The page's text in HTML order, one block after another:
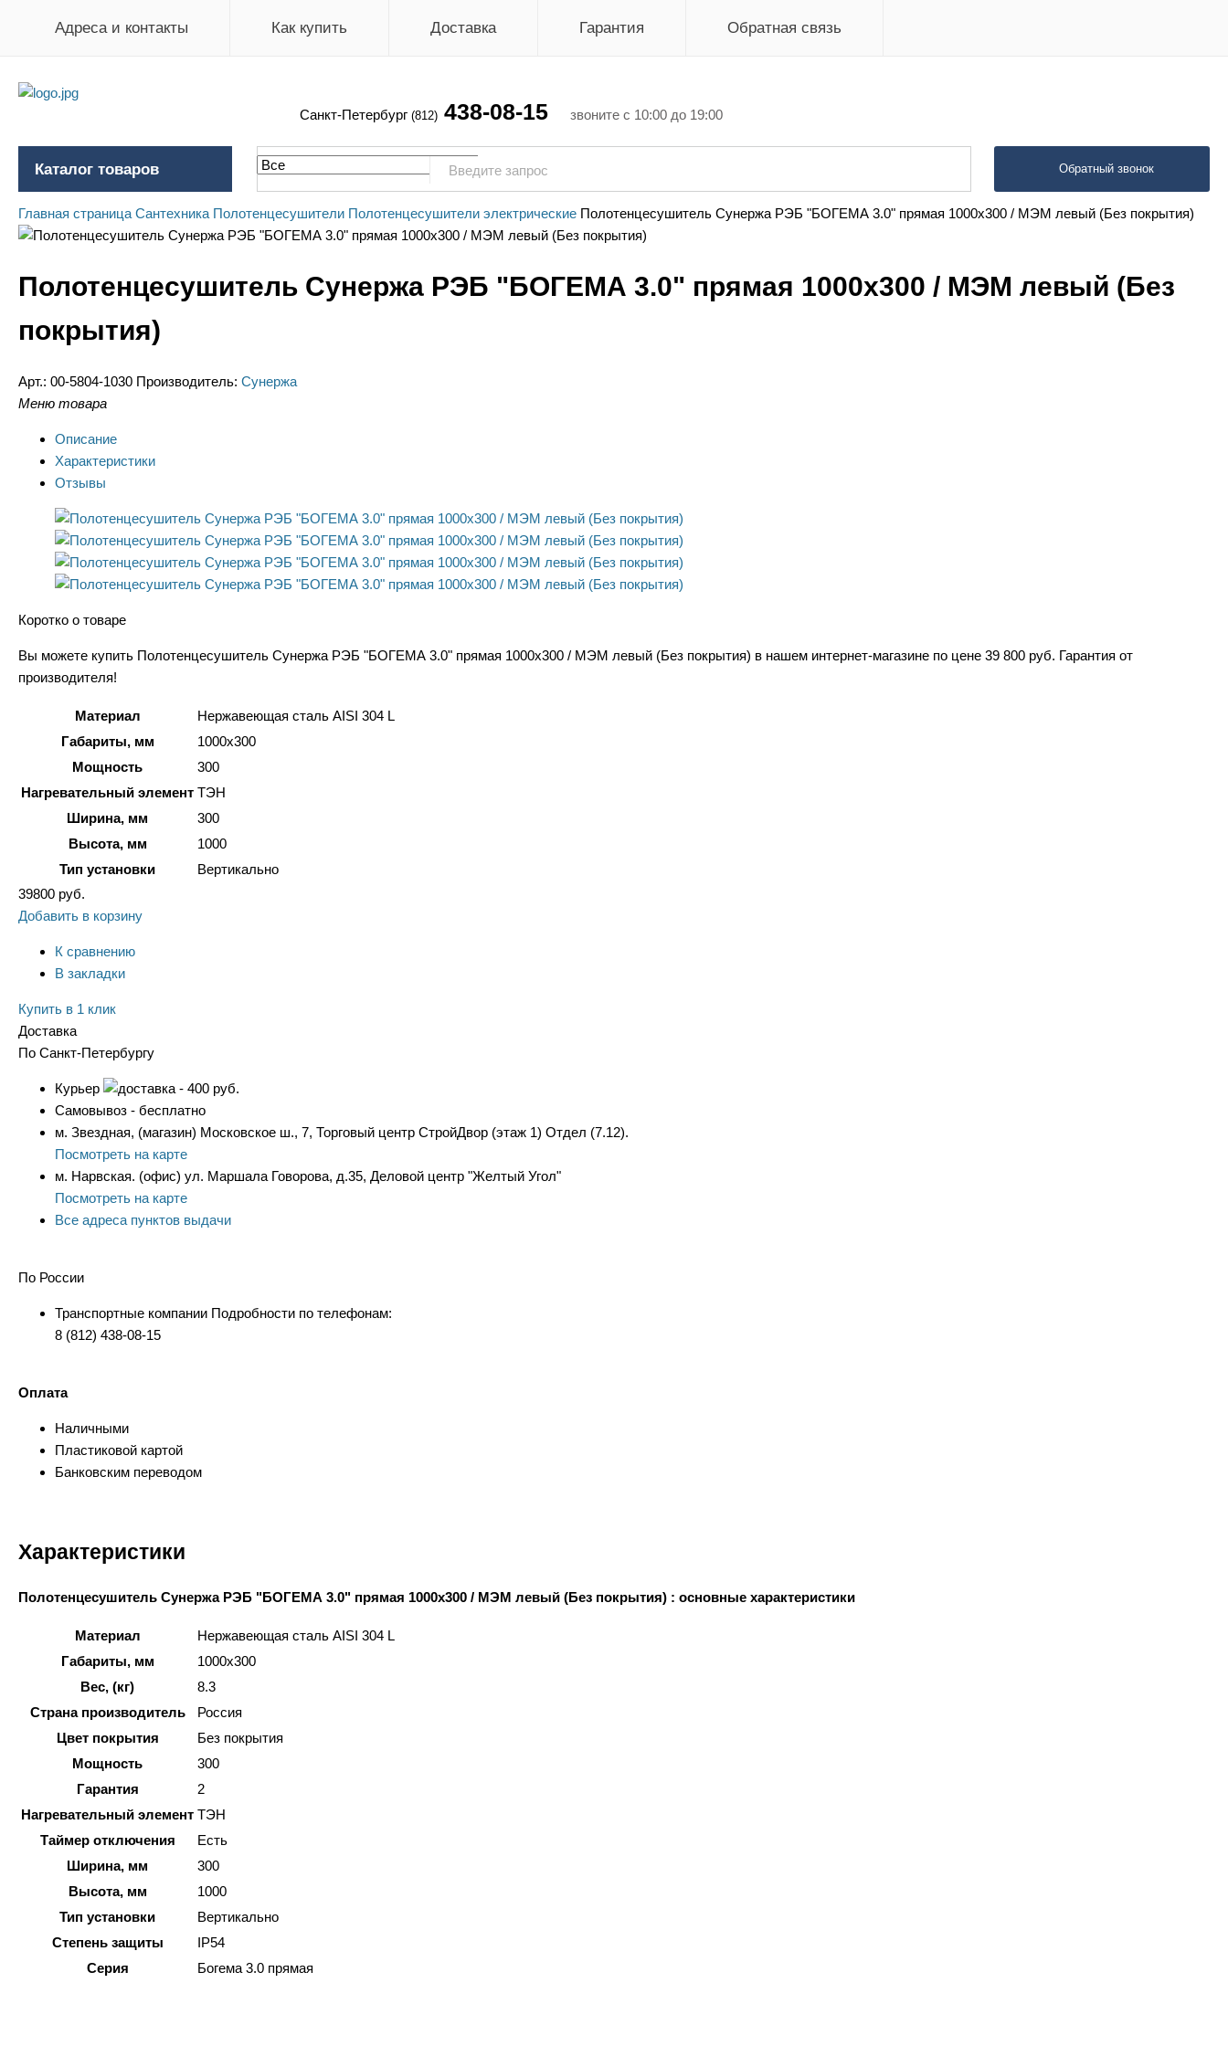
Адреса и контакты Как купить Доставка Гарантия Обратная связь
Санкт-Петербург (812) 438-08-15 звоните с 10:00 до 19:00
Каталог товаров Обратный звонок
Главная страница Сантехника Полотенцесушители Полотенцесушители электрические Полотенцесушитель Сунержа РЭБ "БОГЕМА 3.0" прямая 1000х300 / МЭМ левый (Без покрытия)
Полотенцесушитель Сунержа РЭБ "БОГЕМА 3.0" прямая 1000х300 / МЭМ левый (Без
покрытия)
Арт.: 00-5804-1030 Производитель: Сунержа
Меню товара
Описание
Характеристики
Отзывы
Коротко о товаре
Вы можете купить Полотенцесушитель Сунержа РЭБ "БОГЕМА 3.0" прямая 1000х300 / МЭМ левый (Без покрытия) в нашем интернет-магазине по цене 39 800 руб. Гарантия от
производителя!
Материал
Нержавеющая сталь AISI 304 L
Габариты, мм
1000x300
Мощность
300
Нагревательный элемент ТЭН
Ширина, мм
300
Высота, мм
1000
Тип установки
Вертикально
39800 руб.
Добавить в корзину
К сравнению
В закладки
Купить в 1 клик
Доставка
По Санкт-Петербургу
Курьер
- 400 руб.
Самовывоз - бесплатно
м. Звездная, (магазин) Московское ш., 7, Торговый центр СтройДвор (этаж 1) Отдел (7.12).
Посмотреть на карте
м. Нарвская. (офис) ул. Маршала Говорова, д.35, Деловой центр "Желтый Угол"
Посмотреть на карте
Все адреса пунктов выдачи
По России
Транспортные компании Подробности по телефонам:
8 (812) 438-08-15
Оплата
Наличными
Пластиковой картой
Банковским переводом
Характеристики
Полотенцесушитель Сунержа РЭБ "БОГЕМА 3.0" прямая 1000х300 / МЭМ левый (Без покрытия) : основные характеристики
Материал
Нержавеющая сталь AISI 304 L
Габариты, мм
1000x300
Вес, (кг)
8.3
Страна производитель
Россия
Цвет покрытия
Без покрытия
Мощность
300
Гарантия
2
Нагревательный элемент ТЭН
Таймер отключения
Есть
Ширина, мм
300
Высота, мм
1000
Тип установки
Вертикально
Степень защиты
IP54
Серия
Богема 3.0 прямая